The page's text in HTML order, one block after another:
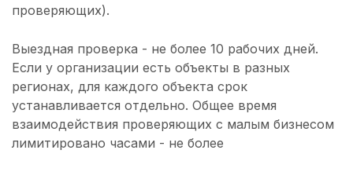
проверяющих).
Выездная проверка - не более 10 рабочих дней.
Если у организации есть объекты в разных
регионах, для каждого объекта срок
устанавливается отдельно. Общее время
взаимодействия проверяющих с малым бизнесом
лимитировано часами - не более